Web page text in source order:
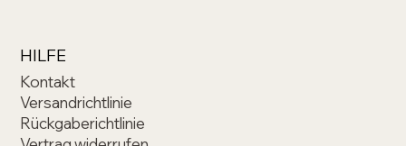
HILFE
Kontakt
Versandrichtlinie
Rückgaberichtlinie